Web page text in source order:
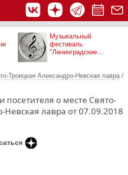
Музыкальный
фестиваль
"Ленинградские
Троицкая Александро-Невская лавра /
о месте Свято-
Невская лавра от 07.09.2018